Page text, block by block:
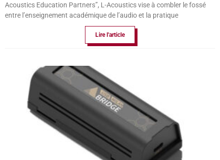
Acoustics Education Partners”, L-Acoustics vise à combler le fossé
entre l’enseignement académique de l’audio et la pratique
Lire l'article